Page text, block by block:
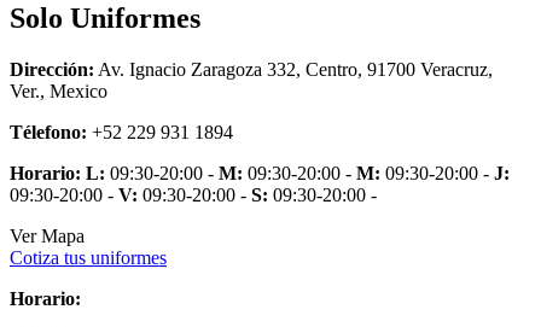
Solo Uniformes
Dirección: Av. Ignacio Zaragoza 332, Centro, 91700 Veracruz,
Ver., Mexico
Télefono: +52 229 931 1894
Horario: L: 09:30-20:00 - M: 09:30-20:00 - M: 09:30-20:00 - J:
09:30-20:00 - V: 09:30-20:00 - S: 09:30-20:00 -
Ver Mapa
Cotiza tus uniformes
Horario: